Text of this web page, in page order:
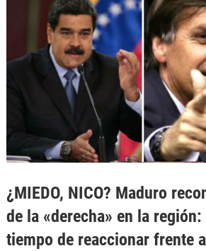
¿MIEDO, NICO? Maduro
de la «derecha» en la región:
tiempo de reaccionar frente